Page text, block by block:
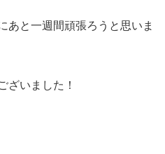
あと一週間頑張ろうと思いま
ざいました！